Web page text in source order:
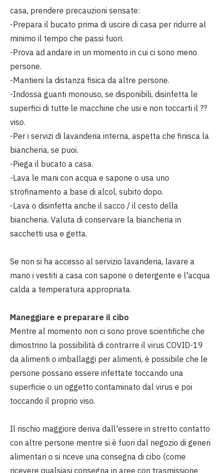
casa, prendere precauzioni sensate:
-Prepara il bucato prima di uscire di casa per ridurre al
minimo il tempo che passi fuori.
-Prova ad andare in un momento in cui ci sono meno
persone.
-Mantieni la distanza fisica da altre persone.
-Indossa guanti monouso, se disponibili, disinfetta le
superfici di tutte le macchine che usi e non toccarti il ??
viso.
-Per i servizi di lavanderia interna, aspetta che finisca la
biancheria, se puoi.
-Piega il bucato a casa.
-Lava le mani con acqua e sapone o usa uno
strofinamento a base di alcol, subito dopo.
-Lava o disinfetta anche il sacco / il cesto della
biancheria. Valuta di conservare la biancheria in
sacchetti usa e getta.
Se non si ha accesso al servizio lavanderia, lavare a
mano i vestiti a casa con sapone o detergente e l'acqua
calda a temperatura appropriata.
Maneggiare e preparare il cibo
Mentre al momento non ci sono prove scientifiche che
dimostrino la possibilità di contrarre il virus COVID-19
da alimenti o imballaggi per alimenti, è possibile che le
persone possano essere infettate toccando una
superficie o un oggetto contaminato dal virus e poi
toccando il proprio viso.
Il rischio maggiore deriva dall'essere in stretto contatto
con altre persone mentre si è fuori dal negozio di generi
alimentari o si riceve una consegna di cibo (come
ricevere qualsiasi consegna in aree con trasmissione